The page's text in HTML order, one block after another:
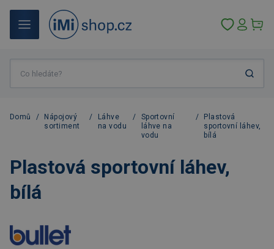
Domů /
Nápojový
sortiment
/
Láhve
na vodu
/
Sportovní
láhve na
vodu
/
Plastová
sportovní láhev,
bílá
Plastová sportovní láhev,
bílá